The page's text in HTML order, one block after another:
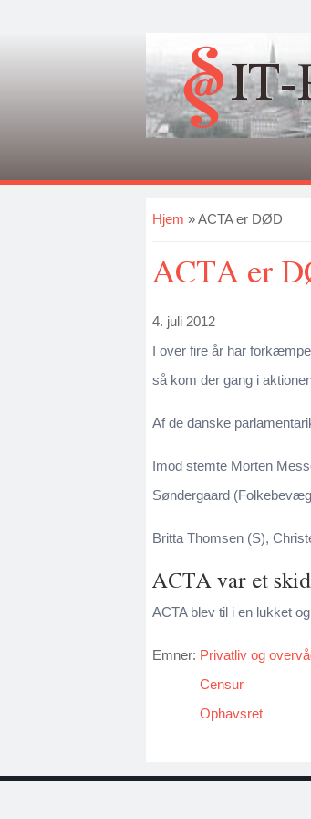
IT-
Du er her
Hjem » ACTA er DØD
ACTA er
4. juli 2012
I over fire år har
så kom der gang i
Af de danske
Imod stemte Morten
Søndergaard
Britta Thomsen (S),
ACTA var et
ACTA blev til i en lukket
Emner: Privatliv og
Censur
Ophavsret